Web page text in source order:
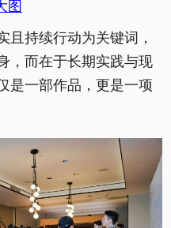
图
且持续行动为关键词，
，而在于长期实践与现
是一部作品，更是一项